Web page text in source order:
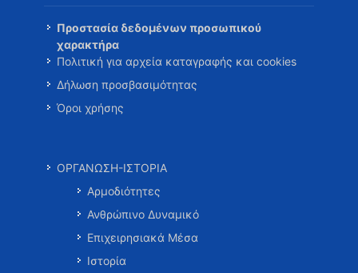
Προστασία δεδομένων προσωπικού
χαρακτήρα
Πολιτική για αρχεία καταγραφής και cookies
Δήλωση προσβασιμότητας
Όροι χρήσης
ΟΡΓΑΝΩΣΗ-ΙΣΤΟΡΙΑ
Αρμοδιότητες
Ανθρώπινο Δυναμικό
Επιχειρησιακά Μέσα
Ιστορία